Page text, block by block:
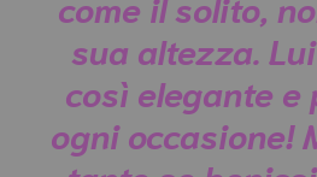
sua altezza.
così elegante
ogni occasione!